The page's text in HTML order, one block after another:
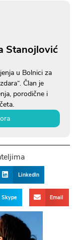
Stanojlović
u Bolnici za
Član je
porodične i
LinkedIn
Skype Email